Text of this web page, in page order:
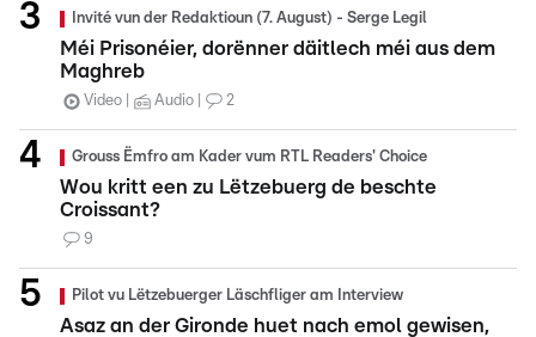
Invité vun der Redaktioun (7. August) - Serge Legil
Méi Prisonéier, dorënner däitlech méi aus dem
Maghreb
Video Audio 2
Grouss Ëmfro am Kader vum RTL Readers' Choice
Wou kritt een zu Lëtzebuerg de beschte
Croissant?
9
Pilot vu Lëtzebuerger Läschfliger am Interview
Asaz an der Gironde huet nach emol gewisen,